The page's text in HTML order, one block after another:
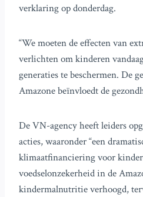
verklaring op donderdag.
“We moeten de effecten van
verlichten om kinderen
generaties te beschermen. De
Amazone beïnvloedt de
De VN-agency heeft leiders
acties, waaronder “een
klimaatfinanciering voor
voedselonzekerheid in de
kindermalnutritie verhoogd,